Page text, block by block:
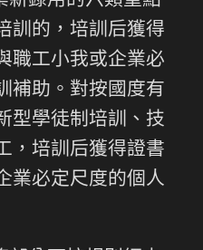
訓的，培訓后獲得
職工小我或企業必
補助。對按國度有
型學徒制培訓、技
，培訓后獲得證書
業必定尺度的個人